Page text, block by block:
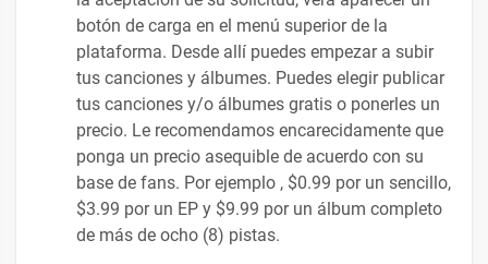
botón de carga en el menú superior de la
plataforma. Desde allí puedes empezar a subir
tus canciones y álbumes. Puedes elegir publicar
tus canciones y/o álbumes gratis o ponerles un
precio. Le recomendamos encarecidamente que
ponga un precio asequible de acuerdo con su
base de fans. Por ejemplo , $0.99 por un sencillo,
$3.99 por un EP y $9.99 por un álbum completo
de más de ocho (8) pistas.